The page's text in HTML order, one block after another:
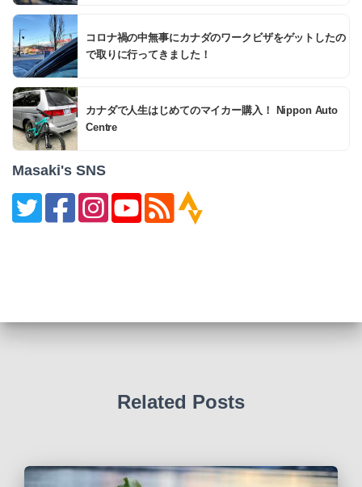
コロナ禍の中無事にカナダのワークビザをゲットしたの
で取りに行ってきました！
カナダで人生はじめてのマイカー購入！ Nippon Auto
Centre
Masaki's SNS
Related Posts